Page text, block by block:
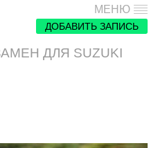
МЕНЮ
ДОБАВИТЬ ЗАПИСЬ
ДЛЯ SUZUKI